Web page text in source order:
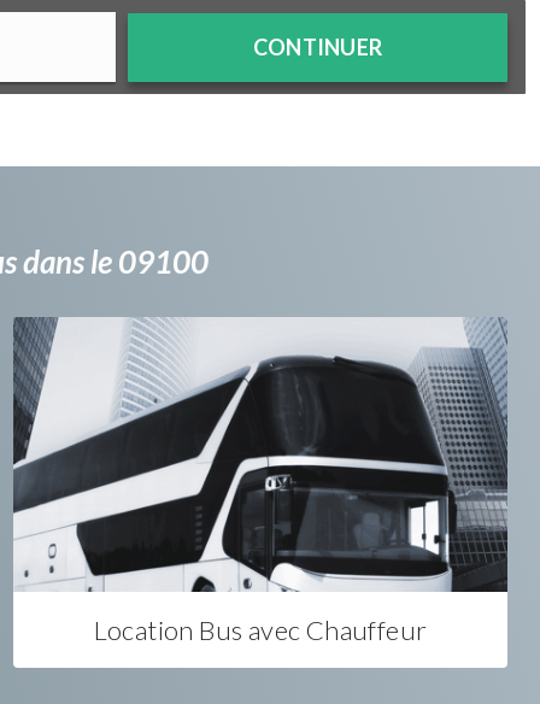
CONTINUER
dans le 09100
Location Bus avec Chauffeur